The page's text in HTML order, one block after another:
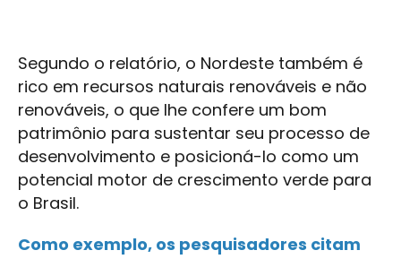
Segundo o relatório, o Nordeste também é
rico em recursos naturais renováveis e não
renováveis, o que lhe confere um bom
patrimônio para sustentar seu processo de
desenvolvimento e posicioná-lo como um
potencial motor de crescimento verde para
o Brasil.
Como exemplo, os pesquisadores citam